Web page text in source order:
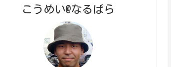
こうめい@なるぱら